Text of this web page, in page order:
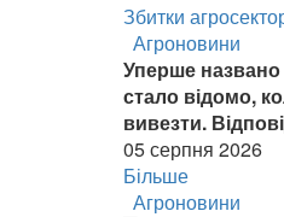
Збитки
Агроновини
Уперше названо
стало відомо,
вивезти.
05 серпня 2026
Більше
Агроновини